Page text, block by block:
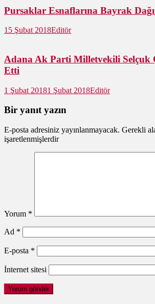
Pursaklar Esnaflarına Bayrak
15 Şubat 2018Editör
Adana Ak Parti Milletvekili Selçuk
Etti
1 Şubat 20181 Şubat 2018Editör
Bir yanıt yazın
E-posta adresiniz yayınlanmayacak. Gerekli
işaretlenmişlerdir
Yorum *
Ad *
E-posta *
İnternet sitesi